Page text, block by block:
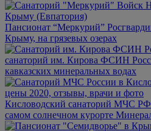
Пансионат “Меркурий”
Крыму, на грязевых озерах
санаторий им. Кирова ФСИН
кавказских минеральных водах
Кисловодский санаторий МЧС
самом солнечном курорте